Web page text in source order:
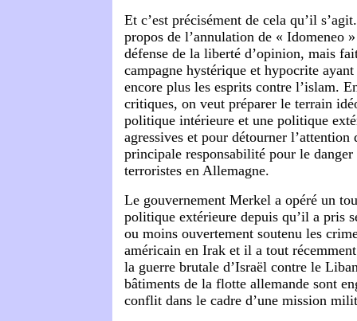
Et c’est précisément de cela qu’il
propos de l’annulation de « Idomeneo
défense de la liberté d’opinion, mais
campagne hystérique et hypocrite
encore plus les esprits contre l’islam.
critiques, on veut préparer le terrain
politique intérieure et une politique
agressives et pour détourner
principale responsabilité pour le danger
terroristes en Allemagne.
Le gouvernement Merkel a opéré un
politique extérieure depuis qu’il a pris
ou moins ouvertement soutenu les
américain en Irak et il a tout
la guerre brutale d’Israël contre le
bâtiments de la flotte allemande sont
conflit dans le cadre d’une mission